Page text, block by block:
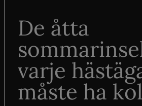
De åtta
varje
måste ha